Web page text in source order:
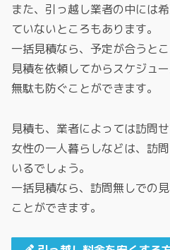
また、引っ越し業者の中には
ていないところもあります。
一括見積なら、予定が合うと
見積を依頼してからスケジュ
無駄も防ぐことができます。
見積も、業者によっては訪問
女性の一人暮らしなどは、訪
いるでしょう。
一括見積なら、訪問無しでの
ことができます。